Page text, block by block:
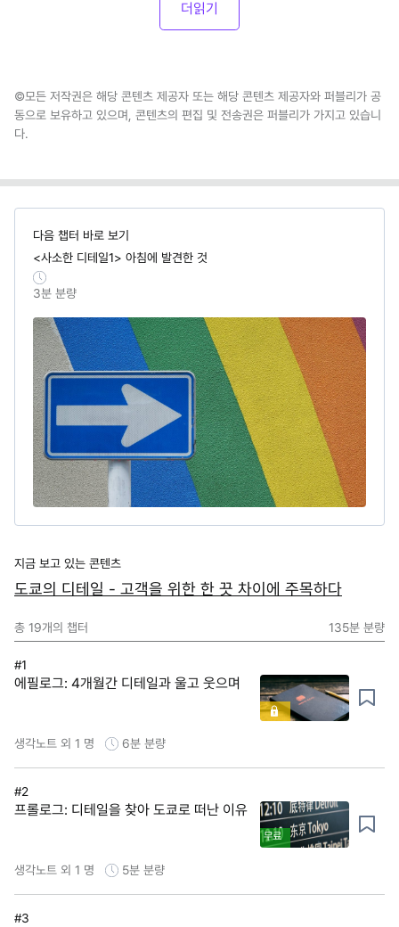
더읽기
©모든 저작권은 해당 콘텐츠 제공자 또는 해당 콘텐츠 제공자와 퍼블리가 공
동으로 보유하고 있으며, 콘텐츠의 편집 및 전송권은 퍼블리가 가지고 있습니
다.
다음 챕터 바로 보기
<사소한 디테일1> 아침에 발견한 것
3분 분량
지금 보고 있는 콘텐츠
도쿄의 디테일 - 고객을 위한 한 끗 차이에 주목하다
총 19개의 챕터 135분 분량
#1
에필로그: 4개월간 디테일과 울고 웃으며
생각노트 외 1 명 6분 분량
#2
프롤로그: 디테일을 찾아 도쿄로 떠난 이유
무료
생각노트 외 1 명 5분 분량
#3